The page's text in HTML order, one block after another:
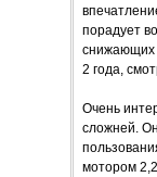
порадует
снижающих
2 года,
Очень
сложней.
мотором